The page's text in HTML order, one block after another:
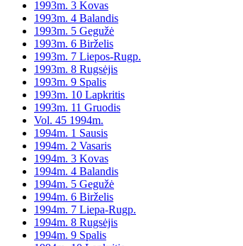
1993m. 3 Kovas
1993m. 4 Balandis
1993m. 5 Gegužė
1993m. 6 Birželis
1993m. 7 Liepos-Rugp.
1993m. 8 Rugsėjis
1993m. 9 Spalis
1993m. 10 Lapkritis
1993m. 11 Gruodis
Vol. 45 1994m.
1994m. 1 Sausis
1994m. 2 Vasaris
1994m. 3 Kovas
1994m. 4 Balandis
1994m. 5 Gegužė
1994m. 6 Birželis
1994m. 7 Liepa-Rugp.
1994m. 8 Rugsėjis
1994m. 9 Spalis